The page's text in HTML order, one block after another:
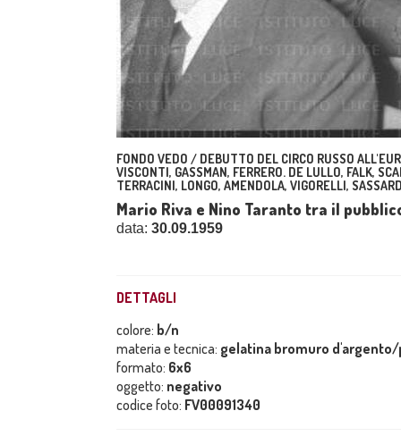
FONDO VEDO / DEBUTTO DEL CIRCO RUSSO
VISCONTI, GASSMAN, FERRERO. DE LULLO, FALK,
TERRACINI, LONGO, AMENDOLA, VIGORELLI,
Mario Riva e Nino Taranto tra il
data: 30.09.1959
DETTAGLI
colore: b/n
materia e tecnica: gelatina bromuro
formato: 6x6
oggetto: negativo
codice foto: FV00091340